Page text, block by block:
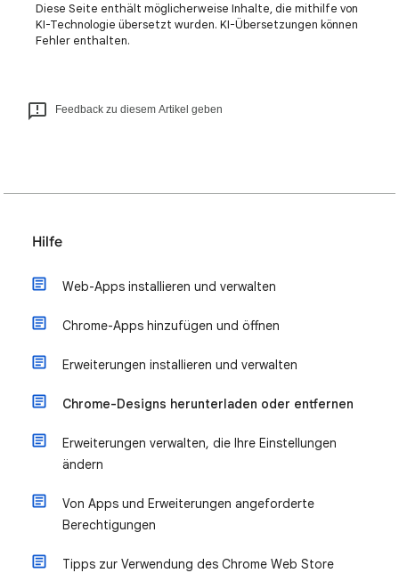
Diese Seite enthält möglicherweise Inhalte, die mithilfe von
KI-Technologie übersetzt wurden. KI-Übersetzungen können
Fehler enthalten.
Feedback zu diesem Artikel geben
Hilfe
Web-Apps installieren und verwalten
Chrome-Apps hinzufügen und öffnen
Erweiterungen installieren und verwalten
Chrome-Designs herunterladen oder entfernen
Erweiterungen verwalten, die Ihre Einstellungen
ändern
Von Apps und Erweiterungen angeforderte
Berechtigungen
Tipps zur Verwendung des Chrome Web Store